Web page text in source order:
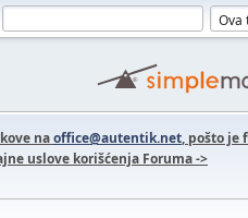
naoffice@autentik.net, pošto je
uslove korišćenja Foruma ->